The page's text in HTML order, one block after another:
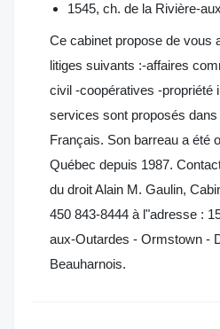
1545, ch. de la Rivière-
Ce cabinet propose de vous
litiges suivants :-affaires
civil -coopératives -propriété
services sont proposés dans
Français. Son barreau a été
Québec depuis 1987.
du droit Alain M. Gaulin,
450 843-8444 à l"adresse :
aux-Outardes - Ormstown -
Beauharnois.